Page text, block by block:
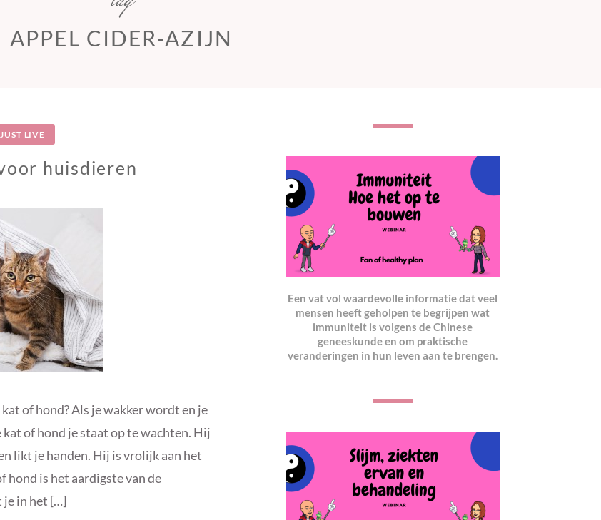
APPEL CIDER-AZIJN
JUST LIVE
huisdieren
of hond? Als je wakker wordt en je
of hond je staat op te wachten. Hij
likt je handen. Hij is vrolijk aan het
hond is het aardigste van de
je in het […]
Een vat vol waardevolle informatie dat veel
mensen heeft geholpen te begrijpen wat
immuniteit is volgens de Chinese
geneeskunde en om praktische
veranderingen in hun leven aan te brengen.